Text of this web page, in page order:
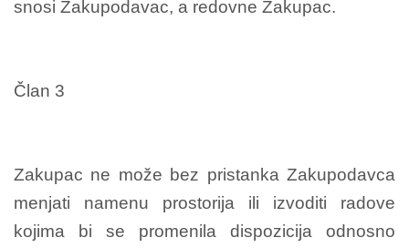
snosi Zakupodavac, a redovne Zakupac.
Član 3
Zakupac ne može bez pristanka Zakupodavca
menjati namenu prostorija ili izvoditi radove
kojima bi se promenila dispozicija odnosno